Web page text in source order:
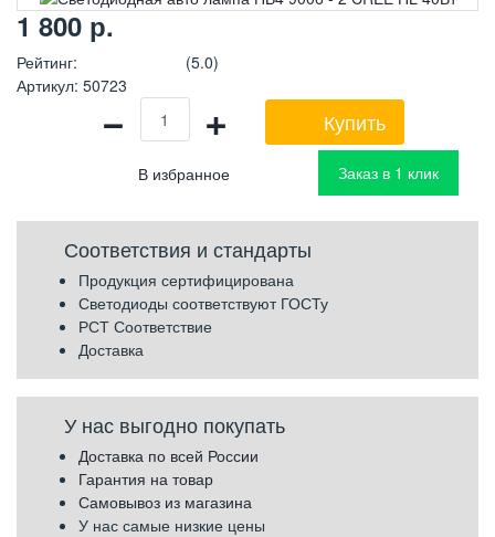
1 800 р.
Рейтинг:
(5.0)
Артикул: 50723
− + Купить
Заказ в 1 клик
Соответствия и стандарты
Продукция сертифицирована
Светодиоды соответствуют ГОСТу
РСТ Соответствие
Доставка
У нас выгодно покупать
Доставка по всей России
Гарантия на товар
Самовывоз из магазина
У нас самые низкие цены